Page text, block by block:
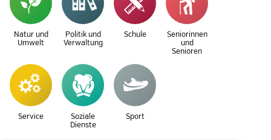
Natur und
Umwelt
Politik und
Verwaltung
Schule
Seniorinnen
und
Senioren
Service
Soziale
Dienste
Sport